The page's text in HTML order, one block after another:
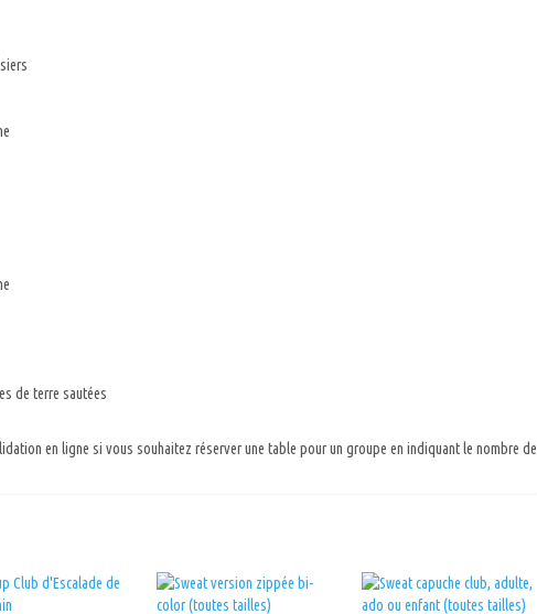
de terre sautées
en ligne si vous souhaitez réserver une table pour un groupe en indiquant le nombre de